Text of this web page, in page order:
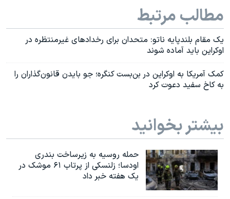
مطالب مرتبط
یک مقام بلند‌پایه ناتو: متحدان برای رخداد‌های غیرمنتظره در
اوکراین باید آماده شوند
کمک آمریکا به اوکراین در بن‌بست کنگره؛ جو بایدن قانون‌گذاران را
به کاخ سفید دعوت کرد
بیشتر بخوانید
حمله روسیه به زیرساخت بندری
اودسا؛ زلنسکی از پرتاب ۶۱ موشک در
یک هفته خبر داد